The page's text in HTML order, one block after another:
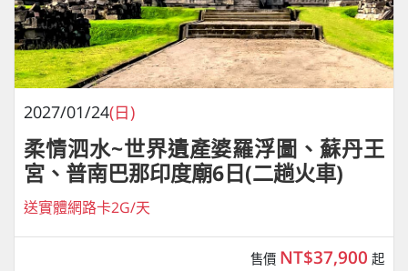
2027/01/24(日)
柔情泗水~世界遺產婆羅浮圖、蘇丹王
宮、普南巴那印度廟6日(二趟火車)
送實體網路卡2G/天
售價 NT$37,900 起